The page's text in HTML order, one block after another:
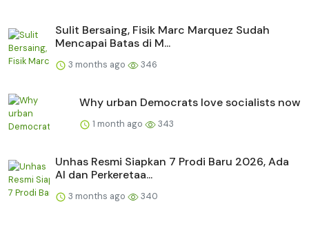
Sulit Bersaing, Fisik Marc Marquez Sudah
Mencapai Batas di M...
3 months ago 346
Why urban Democrats love socialists now
1 month ago 343
Unhas Resmi Siapkan 7 Prodi Baru 2026, Ada
AI dan Perkeretaa...
3 months ago 340